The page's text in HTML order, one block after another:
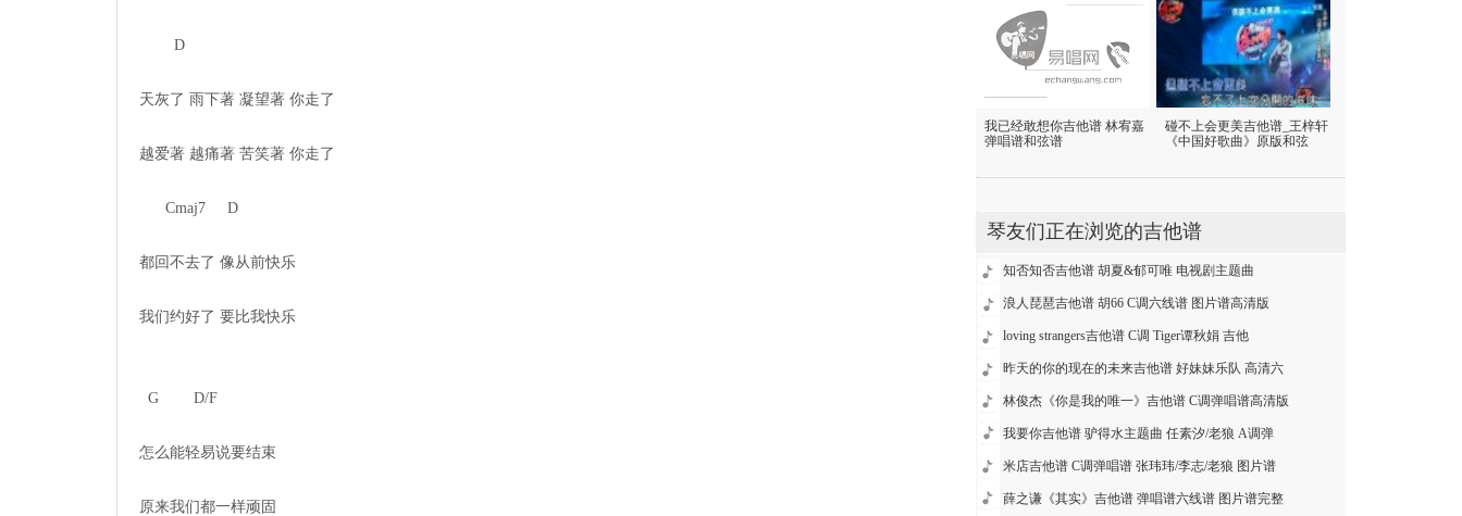
        D
天灰了 雨下著 凝望著 你走了
越爱著 越痛著 苦笑著 你走了
      Cmaj7     D
都回不去了 像从前快乐
我们约好了 要比我快乐
  G        D/F
怎么能轻易说要结束
原来我们都一样顽固
我已经敢想你吉他谱 林宥嘉
弹唱谱和弦谱
碰不上会更美吉他谱_王梓轩
《中国好歌曲》原版和弦
琴友们正在浏览的吉他谱
知否知否吉他谱 胡夏&郁可唯 电视剧主题曲
浪人琵琶吉他谱 胡66 C调六线谱 图片谱高清版
loving strangers吉他谱 C调 Tiger谭秋娟 吉他
昨天的你的现在的未来吉他谱 好妹妹乐队 高清六
林俊杰《你是我的唯一》吉他谱 C调弹唱谱高清版
我要你吉他谱 驴得水主题曲 任素汐/老狼 A调弹
米店吉他谱 C调弹唱谱 张玮玮/李志/老狼 图片谱
薛之谦《其实》吉他谱 弹唱谱六线谱 图片谱完整